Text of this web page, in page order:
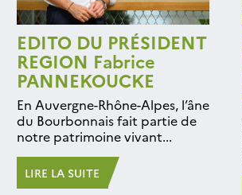
EDITO DU PRÉSIDENT
REGION Fabrice
PANNEKOUCKE
En Auvergne-Rhône-Alpes, l’âne
du Bourbonnais fait partie de
notre patrimoine vivant...
LIRE LA SUITE